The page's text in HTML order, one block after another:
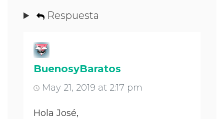
Respuesta
BuenosyBaratos
May 21, 2019 at 2:17 pm
Hola José,